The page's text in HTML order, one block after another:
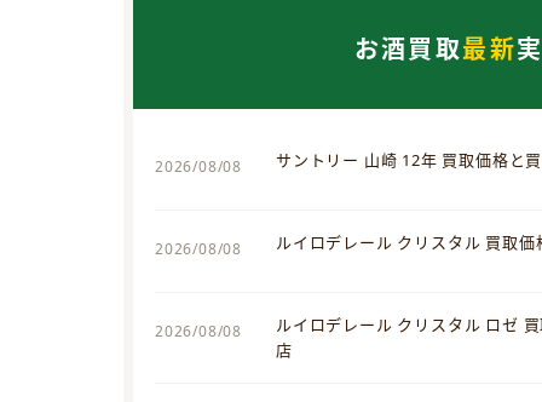
お酒買取最新
2026/08/08 サントリー 山崎 12年 買取価格と
2026/08/08 ルイロデレール クリスタル 買取
2026/08/08
ルイロデレール クリスタル ロゼ
店